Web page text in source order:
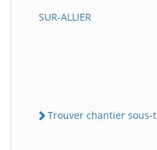
SUR-ALLIER
Trouver chantier sous-